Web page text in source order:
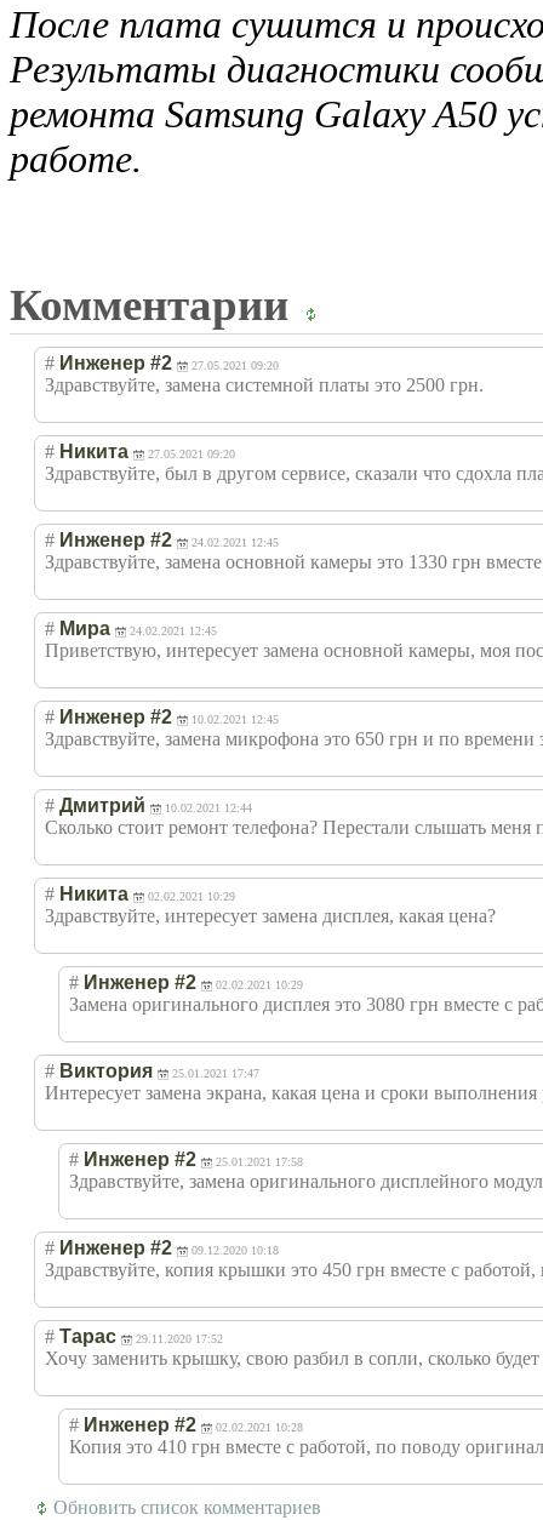
После плата сушится и
Результаты диагностики
ремонта Samsung Galaxy A50
работе.
Комментарии
# Инженер #2 27.05.2021 09:20
Здравствуйте, замена системной платы это 2500 грн.
# Никита 27.05.2021 09:20
Здравствуйте, был в другом сервисе, сказали что сдохла
# Инженер #2 24.02.2021 12:45
Здравствуйте, замена основной камеры это 1330 грн
# Мира 24.02.2021 12:45
Приветствую, интересует замена основной камеры, моя
# Инженер #2 10.02.2021 12:45
Здравствуйте, замена микрофона это 650 грн и по времени
# Дмитрий 10.02.2021 12:44
Сколько стоит ремонт телефона? Перестали слышать меня
# Никита 02.02.2021 10:29
Здравствуйте, интересует замена дисплея, какая цена?
# Инженер #2 02.02.2021 10:29
Замена оригинального дисплея это 3080 грн вместе с
# Виктория 25.01.2021 17:47
Интересует замена экрана, какая цена и сроки выполнения
# Инженер #2 25.01.2021 17:58
Здравствуйте, замена оригинального дисплейного
# Инженер #2 09.12.2020 10:18
Здравствуйте, копия крышки это 450 грн вместе с
# Тарас 29.11.2020 17:52
Хочу заменить крышку, свою разбил в сопли, сколько будет
# Инженер #2 02.02.2021 10:28
Копия это 410 грн вместе с работой, по поводу
Обновить список комментариев